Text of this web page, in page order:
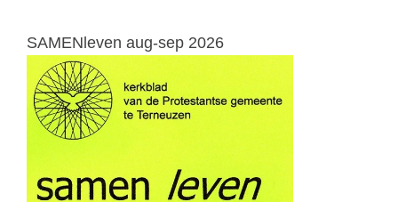
SAMENleven aug-sep 2026